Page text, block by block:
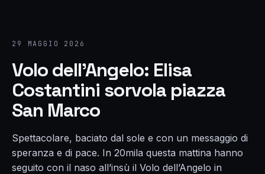
29 MAGGIO 2026
Volo dell’Angelo: Elisa
Costantini sorvola piazza
San Marco
Spettacolare, baciato dal sole e con un messaggio di
speranza e di pace. In 20mila questa mattina hanno
seguito con il naso all’insù il Volo dell’Angelo in